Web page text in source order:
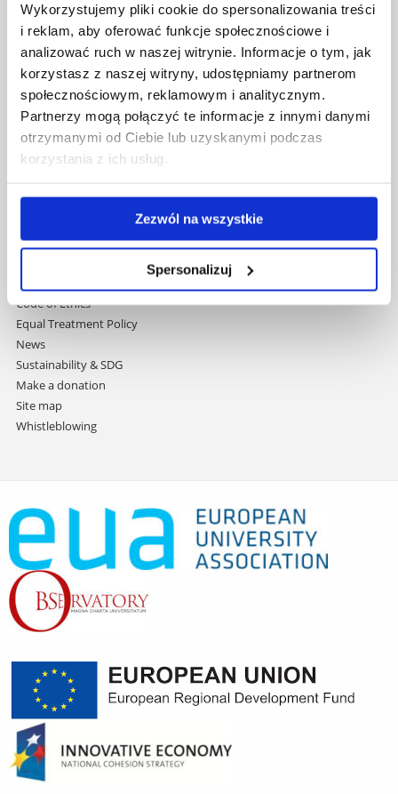
Wykorzystujemy pliki cookie do spersonalizowania treści
i reklam, aby oferować funkcje społecznościowe i
analizować ruch w naszej witrynie. Informacje o tym, jak
korzystasz z naszej witryny, udostępniamy partnerom
społecznościowym, reklamowym i analitycznym.
Partnerzy mogą połączyć te informacje z innymi danymi
otrzymanymi od Ciebie lub uzyskanymi podczas
korzystania z ich usług.
Zezwól na wszystkie
Spersonalizuj
navigation
Strategic Vision 2030
Faculties
Research Centres
Central Library
Doctoral School
Rzeszów University Press
University
Contact
Erasmus+ Programme
Programmes Taught in English
Student Services
Code of Ethics
Equal Treatment Policy
News
Sustainability & SDG
Make a donation
Site map
Whistleblowing